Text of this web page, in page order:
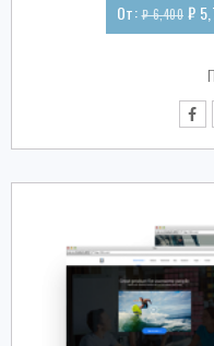
От:₽6,400 ₽